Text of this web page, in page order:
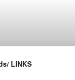
LINKS